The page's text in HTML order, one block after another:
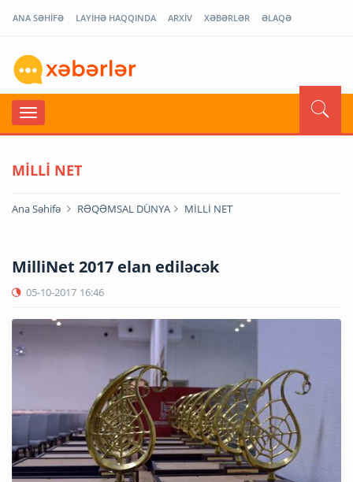
ANA SƏHİFƏ LAYİHƏ HAQQINDA ARXİV XƏBƏRLƏR ƏLAQƏ
MİLLİ NET
Ana Səhifə RƏQƏMSAL DÜNYA MİLLİ NET
MilliNet 2017 elan ediləcək
05-10-2017 16:46